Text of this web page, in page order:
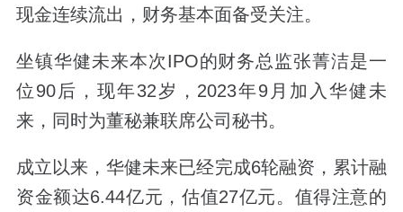
现金连续流出，财务基本面备受关注。
坐镇华健未来本次IPO的财务总监张菁洁是一
位90后，现年32岁，2023年9月加入华健未
来，同时为董秘兼联席公司秘书。
成立以来，华健未来已经完成6轮融资，累计融
资金额达6.44亿元，估值27亿元。值得注意的